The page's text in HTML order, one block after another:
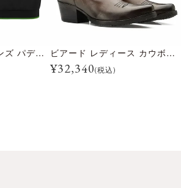
ランボルギーニ メンズ パデッドベスト ビアード レディース カウボーイ ブーツ
¥32,340(税込)